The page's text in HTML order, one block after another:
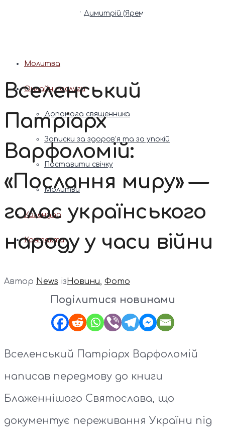
Патріарх Димитрій (Ярема)
Молитва
Онлайн послуги
Допомога священника
Записки за здоров’я та за упокій
Поставити свічку
Молитви
Календар
Контакти
Вселенський
Патріарх
Варфоломій:
«Послання миру» —
голос українського
народу у часи війни
Автор News ізНовини, Фото
Поділитися новинами
Вселенський Патріарх Варфоломій
написав передмову до книги
Блаженнішого Святослава, що
документує переживання України під